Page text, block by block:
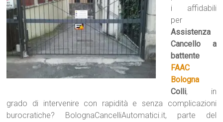
i affidabili
per
Assistenza
Cancello a
battente
FAAC
Bologna
Colli, in
grado di intervenire con rapidità e senza complicazioni
burocratiche? BolognaCancelliAutomatici.it, parte del